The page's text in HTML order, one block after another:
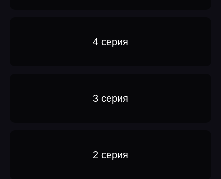
4 серия
3 серия
2 серия